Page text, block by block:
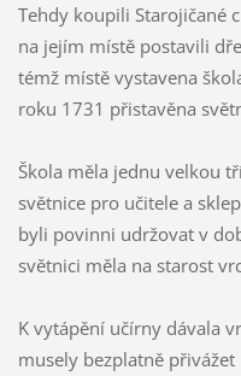
Tehdy koupili Starojičané
na jejím místě postavili
témž místě vystavena
roku 1731 přistavěna
Škola měla jednu velkou
světnice pro učitele a
byli povinni udržovat v
světnici měla na starost
K vytápění učírny dávala
musely bezplatně přivážet